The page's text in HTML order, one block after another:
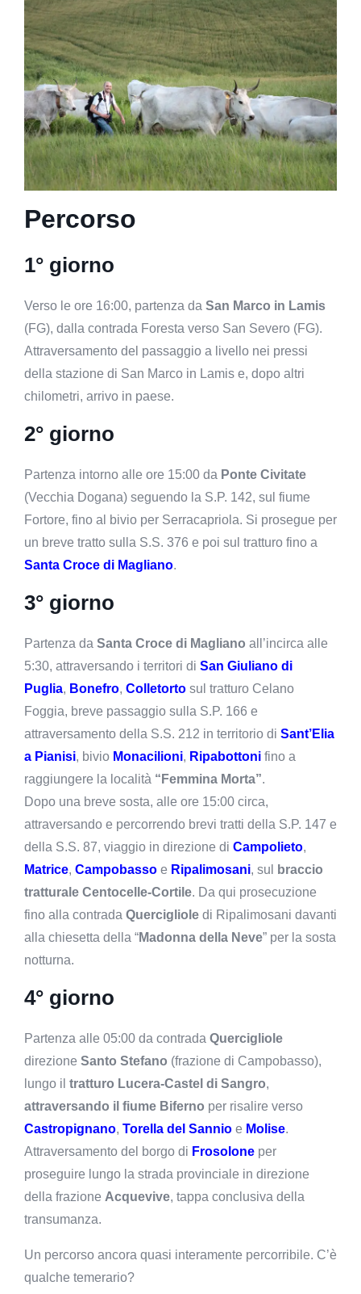
Percorso
1° giorno
Verso le ore 16:00, partenza da San Marco in Lamis
(FG), dalla contrada Foresta verso San Severo (FG).
Attraversamento del passaggio a livello nei pressi
della stazione di San Marco in Lamis e, dopo altri
chilometri, arrivo in paese.
2° giorno
Partenza intorno alle ore 15:00 da Ponte Civitate
(Vecchia Dogana) seguendo la S.P. 142, sul fiume
Fortore, fino al bivio per Serracapriola. Si prosegue per
un breve tratto sulla S.S. 376 e poi sul tratturo fino a
Santa Croce di Magliano.
3° giorno
Partenza da Santa Croce di Magliano all’incirca alle
5:30, attraversando i territori di San Giuliano di
Puglia, Bonefro, Colletorto sul tratturo Celano
Foggia, breve passaggio sulla S.P. 166 e
attraversamento della S.S. 212 in territorio di Sant’Elia
a Pianisi, bivio Monacilioni, Ripabottoni fino a
raggiungere la località “Femmina Morta”.
Dopo una breve sosta, alle ore 15:00 circa,
attraversando e percorrendo brevi tratti della S.P. 147 e
della S.S. 87, viaggio in direzione di Campolieto,
Matrice, Campobasso e Ripalimosani, sul
braccio
tratturale Centocelle-Cortile. Da qui prosecuzione
fino alla contrada Quercigliole di Ripalimosani davanti
alla chiesetta della “Madonna della Neve” per la sosta
notturna.
4° giorno
Partenza alle 05:00 da contrada Quercigliole
direzione Santo Stefano (frazione di Campobasso),
lungo il tratturo Lucera-Castel di Sangro,
attraversando il fiume Biferno per risalire verso
Castropignano, Torella del Sannio e Molise.
Attraversamento del borgo di Frosolone per
proseguire lungo la strada provinciale in direzione
della frazione Acquevive, tappa conclusiva della
transumanza.
Un percorso ancora quasi interamente percorribile. C’è
qualche temerario?